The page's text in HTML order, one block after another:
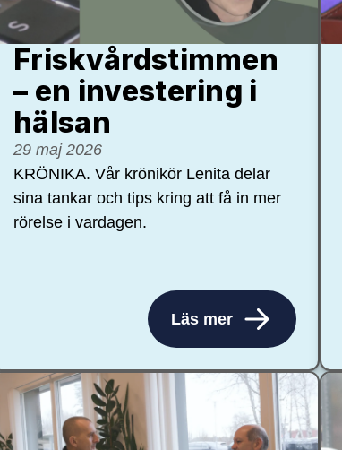
Friskvårdstimmen
– en investering i
hälsan
29 maj 2026
KRÖNIKA. Vår krönikör Lenita delar
sina tankar och tips kring att få in mer
rörelse i vardagen.
Läs mer